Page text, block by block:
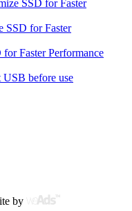
SSD for Faster
SSD for Faster
Faster Performance
before use
by